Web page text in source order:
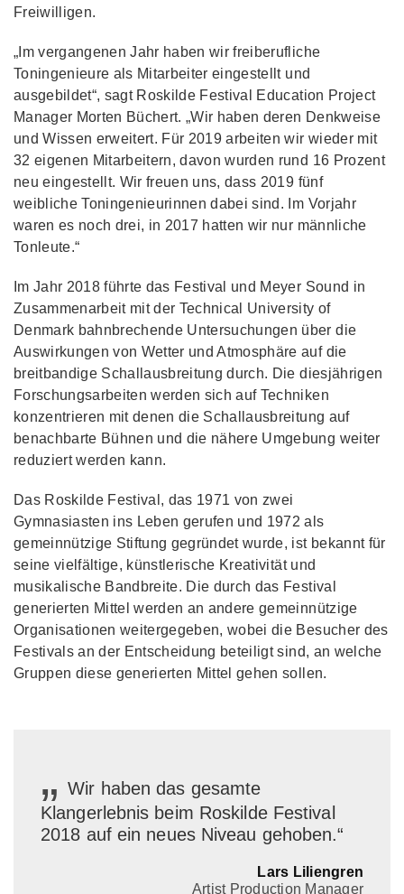
Freiwilligen.
„Im vergangenen Jahr haben wir freiberufliche
Toningenieure als Mitarbeiter eingestellt und
ausgebildet“, sagt Roskilde Festival Education Project
Manager Morten Büchert. „Wir haben deren Denkweise
und Wissen erweitert. Für 2019 arbeiten wir wieder mit
32 eigenen Mitarbeitern, davon wurden rund 16 Prozent
neu eingestellt. Wir freuen uns, dass 2019 fünf
weibliche Toningenieurinnen dabei sind. Im Vorjahr
waren es noch drei, in 2017 hatten wir nur männliche
Tonleute.“
Im Jahr 2018 führte das Festival und Meyer Sound in
Zusammenarbeit mit der Technical University of
Denmark bahnbrechende Untersuchungen über die
Auswirkungen von Wetter und Atmosphäre auf die
breitbandige Schallausbreitung durch. Die diesjährigen
Forschungsarbeiten werden sich auf Techniken
konzentrieren mit denen die Schallausbreitung auf
benachbarte Bühnen und die nähere Umgebung weiter
reduziert werden kann.
Das Roskilde Festival, das 1971 von zwei
Gymnasiasten ins Leben gerufen und 1972 als
gemeinnützige Stiftung gegründet wurde, ist bekannt für
seine vielfältige, künstlerische Kreativität und
musikalische Bandbreite. Die durch das Festival
generierten Mittel werden an andere gemeinnützige
Organisationen weitergegeben, wobei die Besucher des
Festivals an der Entscheidung beteiligt sind, an welche
Gruppen diese generierten Mittel gehen sollen.
„ Wir haben das gesamte
Klangerlebnis beim Roskilde Festival
2018 auf ein neues Niveau gehoben.“
Lars Liliengren
Artist Production Manager